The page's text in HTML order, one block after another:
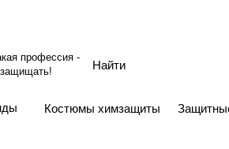
профессия -
Костюмы химзащиты